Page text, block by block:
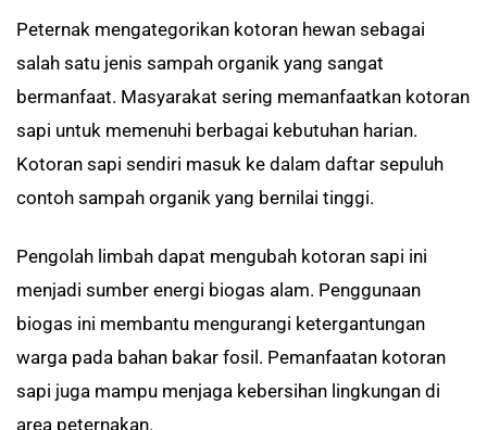
Peternak mengategorikan kotoran hewan sebagai
salah satu jenis sampah organik yang sangat
bermanfaat. Masyarakat sering memanfaatkan kotoran
sapi untuk memenuhi berbagai kebutuhan harian.
Kotoran sapi sendiri masuk ke dalam daftar sepuluh
contoh sampah organik yang bernilai tinggi.
Pengolah limbah dapat mengubah kotoran sapi ini
menjadi sumber energi biogas alam. Penggunaan
biogas ini membantu mengurangi ketergantungan
warga pada bahan bakar fosil. Pemanfaatan kotoran
sapi juga mampu menjaga kebersihan lingkungan di
area peternakan.